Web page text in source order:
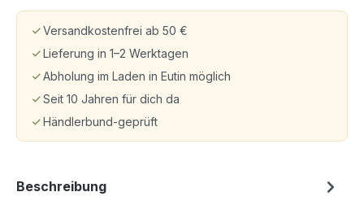
Versandkostenfrei ab 50 €
Lieferung in 1–2 Werktagen
Abholung im Laden in Eutin möglich
Seit 10 Jahren für dich da
Händlerbund-geprüft
Beschreibung